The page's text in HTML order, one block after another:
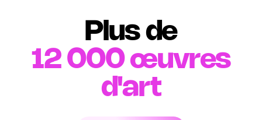
Plus de
12 000 œuvres
d'art